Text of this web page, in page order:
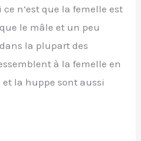
n’est que la femelle est
le mâle et un peu
la plupart des
à la femelle en
et la huppe sont aussi